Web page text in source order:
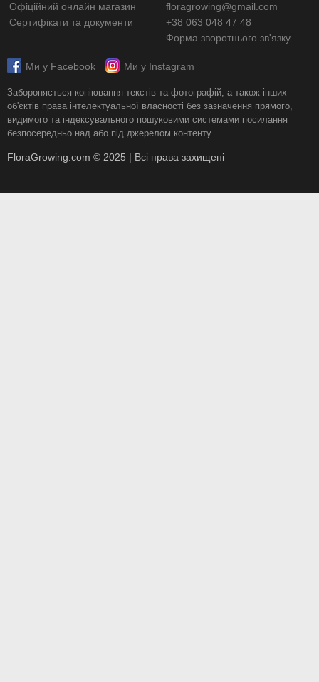
Офіційний онлайн магазин
Сертифікати та документи
floragrowing@gmail.com
+38 063 048 47 48
Форма зворотнього зв'язку
Ми у Facebook Ми у Instagram
Забороняється копіювання текстів та фотографій, а також інших
об'єктів права інтелектуальної власності без зазначення прямого,
видимого та індексувального пошуковими системами посилання
безпосередньо над або під джерелом контенту.
FloraGrowing.com © 2025 | Всі права захищені